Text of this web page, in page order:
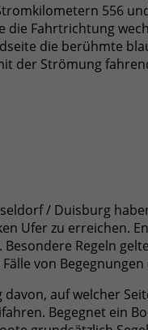
556
Fahrtrichtung
die berühmte
der Strömung
/ Duisburg
Ufer zu erreichen.
Regeln
von
auf welcher
Begegnet